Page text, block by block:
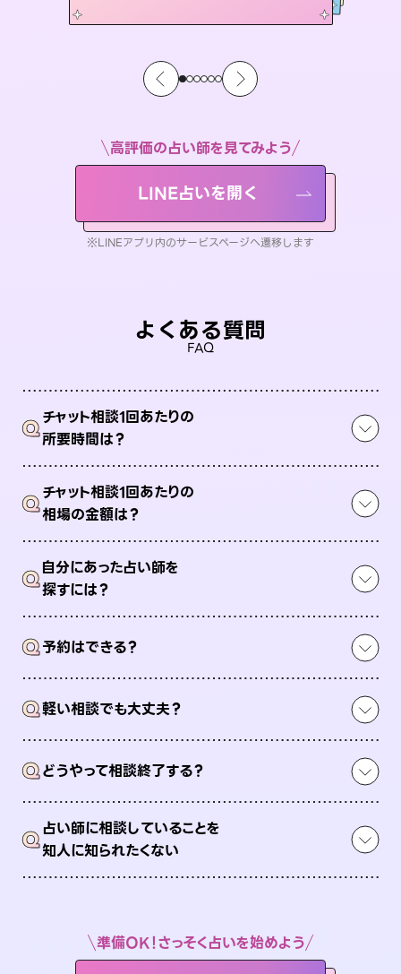
高評価の占い師を見てみよう
LINE占いを開く
※LINEアプリ内のサービスページへ遷移します
よくある質問
FAQ
Qチャット相談1回あたりの
所要時間は？
Qチャット相談1回あたりの
相場の金額は？
Q自分にあった占い師を
探すには？
Q予約はできる？
Q軽い相談でも大丈夫？
Qどうやって相談終了する？
Q占い師に相談していることを
知人に知られたくない
準備OK！さっそく占いを始めよう